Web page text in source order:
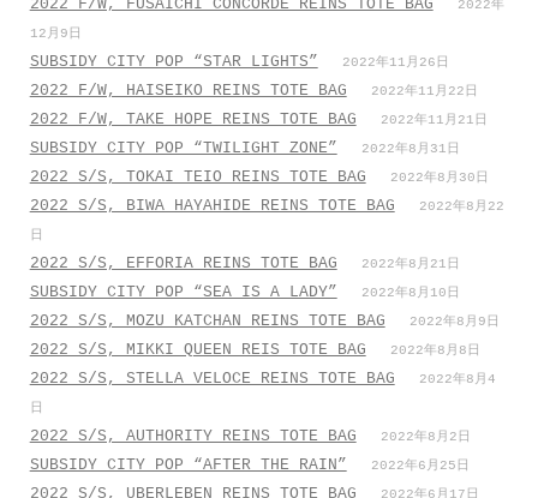
2022 F/W, FUSAICHI CONCORDE REINS TOTE BAG
2022年
12月9日
SUBSIDY CITY POP “STAR LIGHTS” 2022年11月26日
2022 F/W, HAISEIKO REINS TOTE BAG 2022年11月22日
2022 F/W, TAKE HOPE REINS TOTE BAG 2022年11月21日
SUBSIDY CITY POP “TWILIGHT ZONE” 2022年8月31日
2022 S/S, TOKAI TEIO REINS TOTE BAG 2022年8月30日
2022 S/S, BIWA HAYAHIDE REINS TOTE BAG
2022年8月22
日
2022 S/S, EFFORIA REINS TOTE BAG 2022年8月21日
SUBSIDY CITY POP “SEA IS A LADY” 2022年8月10日
2022 S/S, MOZU KATCHAN REINS TOTE BAG 2022年8月9日
2022 S/S, MIKKI QUEEN REIS TOTE BAG 2022年8月8日
2022 S/S, STELLA VELOCE REINS TOTE BAG
2022年8月4
日
2022 S/S, AUTHORITY REINS TOTE BAG 2022年8月2日
SUBSIDY CITY POP “AFTER THE RAIN” 2022年6月25日
2022 S/S, UBERLEBEN REINS TOTE BAG 2022年6月17日